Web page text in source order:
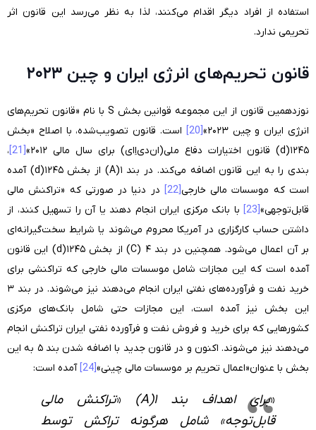
استفاده از افراد دیگر اقدام می‌کنند، لذا به نظر می‌رسد این قانون اثر
تحریمی ندارد.
قانون تحریم‌های انرژی ایران و چین ۲۰۲۳
نوزدهمین قانون از این مجموعه قوانین بخش S با نام «قانون تحریم‌های
انرژی ایران و چین ۲۰۲۳»
[20]
است. قانون تصویب‌شده، با اصلاح «بخش
۱۲۴۵(d) قانون اختیارات دفاع ملی(ان‌دی‌اِای) برای سال مالی ۲۰۱۲»
[21]
،
بندی را به این قانون اضافه می‌کند. در بند ۱(A) از بخش ۱۲۴۵(d) آمده
است که موسسات مالی خارجی[22]
در دنیا در صورتی که «تراکنش مالی
قابل‌توجهی»[23]
با بانک مرکزی ایران انجام دهند یا آن را تسهیل کنند، از
داشتن حساب کارگزاری در آمریکا محروم می‌شوند یا شرایط سخت‌گیرانه‌ای
بر آن اعمال می‌شود. همچنین در بند ۴ (C) از بخش ۱۲۴۵(d) این قانون
آمده است که این مجازات شامل موسسات مالی خارجی که تراکنشی برای
خرید نفت و فرآورده‌های نفتی ایران انجام می‌دهند نیز می‌شوند. در بند ۳
این بخش نیز آمده است، این مجازات حتی شامل بانک‌های مرکزی
کشورهایی که برای خرید و فروش نفت و فرآورده نفتی ایران تراکنش انجام
می‌دهند نیز می‌شوند. اکنون و در قانون جدید با اضافه شدن بند ۵ به این
بخش با عنوان«اعمال تحریم بر موسسات مالی چینی»[24] آمده است:
«برای اهداف بند ۱( A
)
«تراکنش مالی
قابل‌توجه» شامل هرگونه تراکش توسط